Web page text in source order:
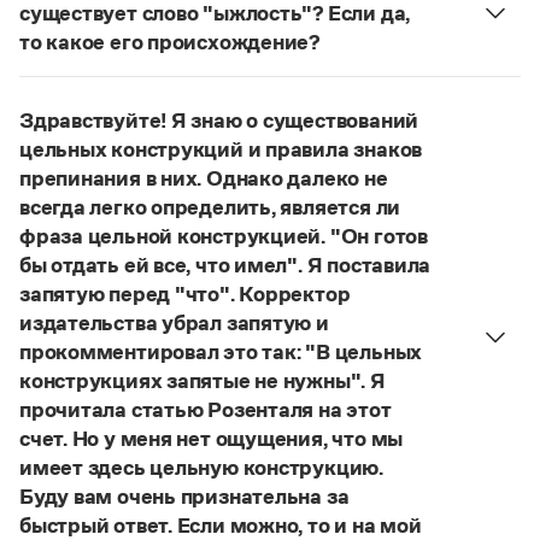
Словари русского языка как государственного
Справочники
Правила русской орфографии и пунктуации
Русский язык. Краткий теоретический курс
для школьников
Письмовник
Справочник по пунктуации
Словарь-справочник трудностей
Справочник по фразеологии
Азбучные истины
Словарь-справочник непростые слова
Все справочники портала
Журнал
Новости и события
Управление в русском языке
Правила русской орфографии и пунктуации
существует слово "ыжлость"? Если да,
то какое его происхождение?
Нет, не существует и не существовало. Это
Страница ответа
Здравствуйте! Я знаю о существований
цельных конструкций и правила знаков
препинания в них. Однако далеко не
всегда легко определить, является ли
фраза цельной конструкцией. "Он готов
бы отдать ей все, что имел". Я поставила
запятую перед "что". Корректор
издательства убрал запятую и
прокомментировал это так: "В цельных
конструкциях запятые не нужны". Я
прочитала статью Розенталя на этот
счет. Но у меня нет ощущения, что мы
имеет здесь цельную конструкцию.
Буду вам очень признательна за
быстрый ответ. Если можно, то и на мой